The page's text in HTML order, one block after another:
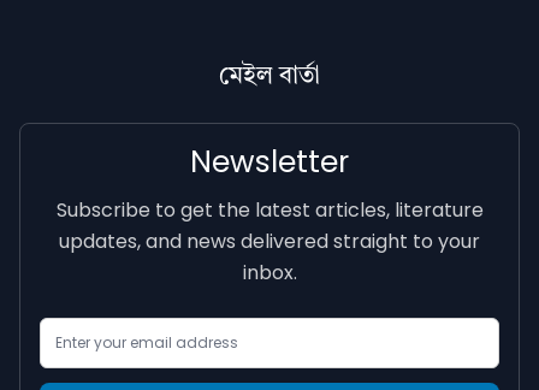
মেইল বাৰ্তা
Newsletter
Subscribe to get the latest articles, literature
updates, and news delivered straight to your
inbox.